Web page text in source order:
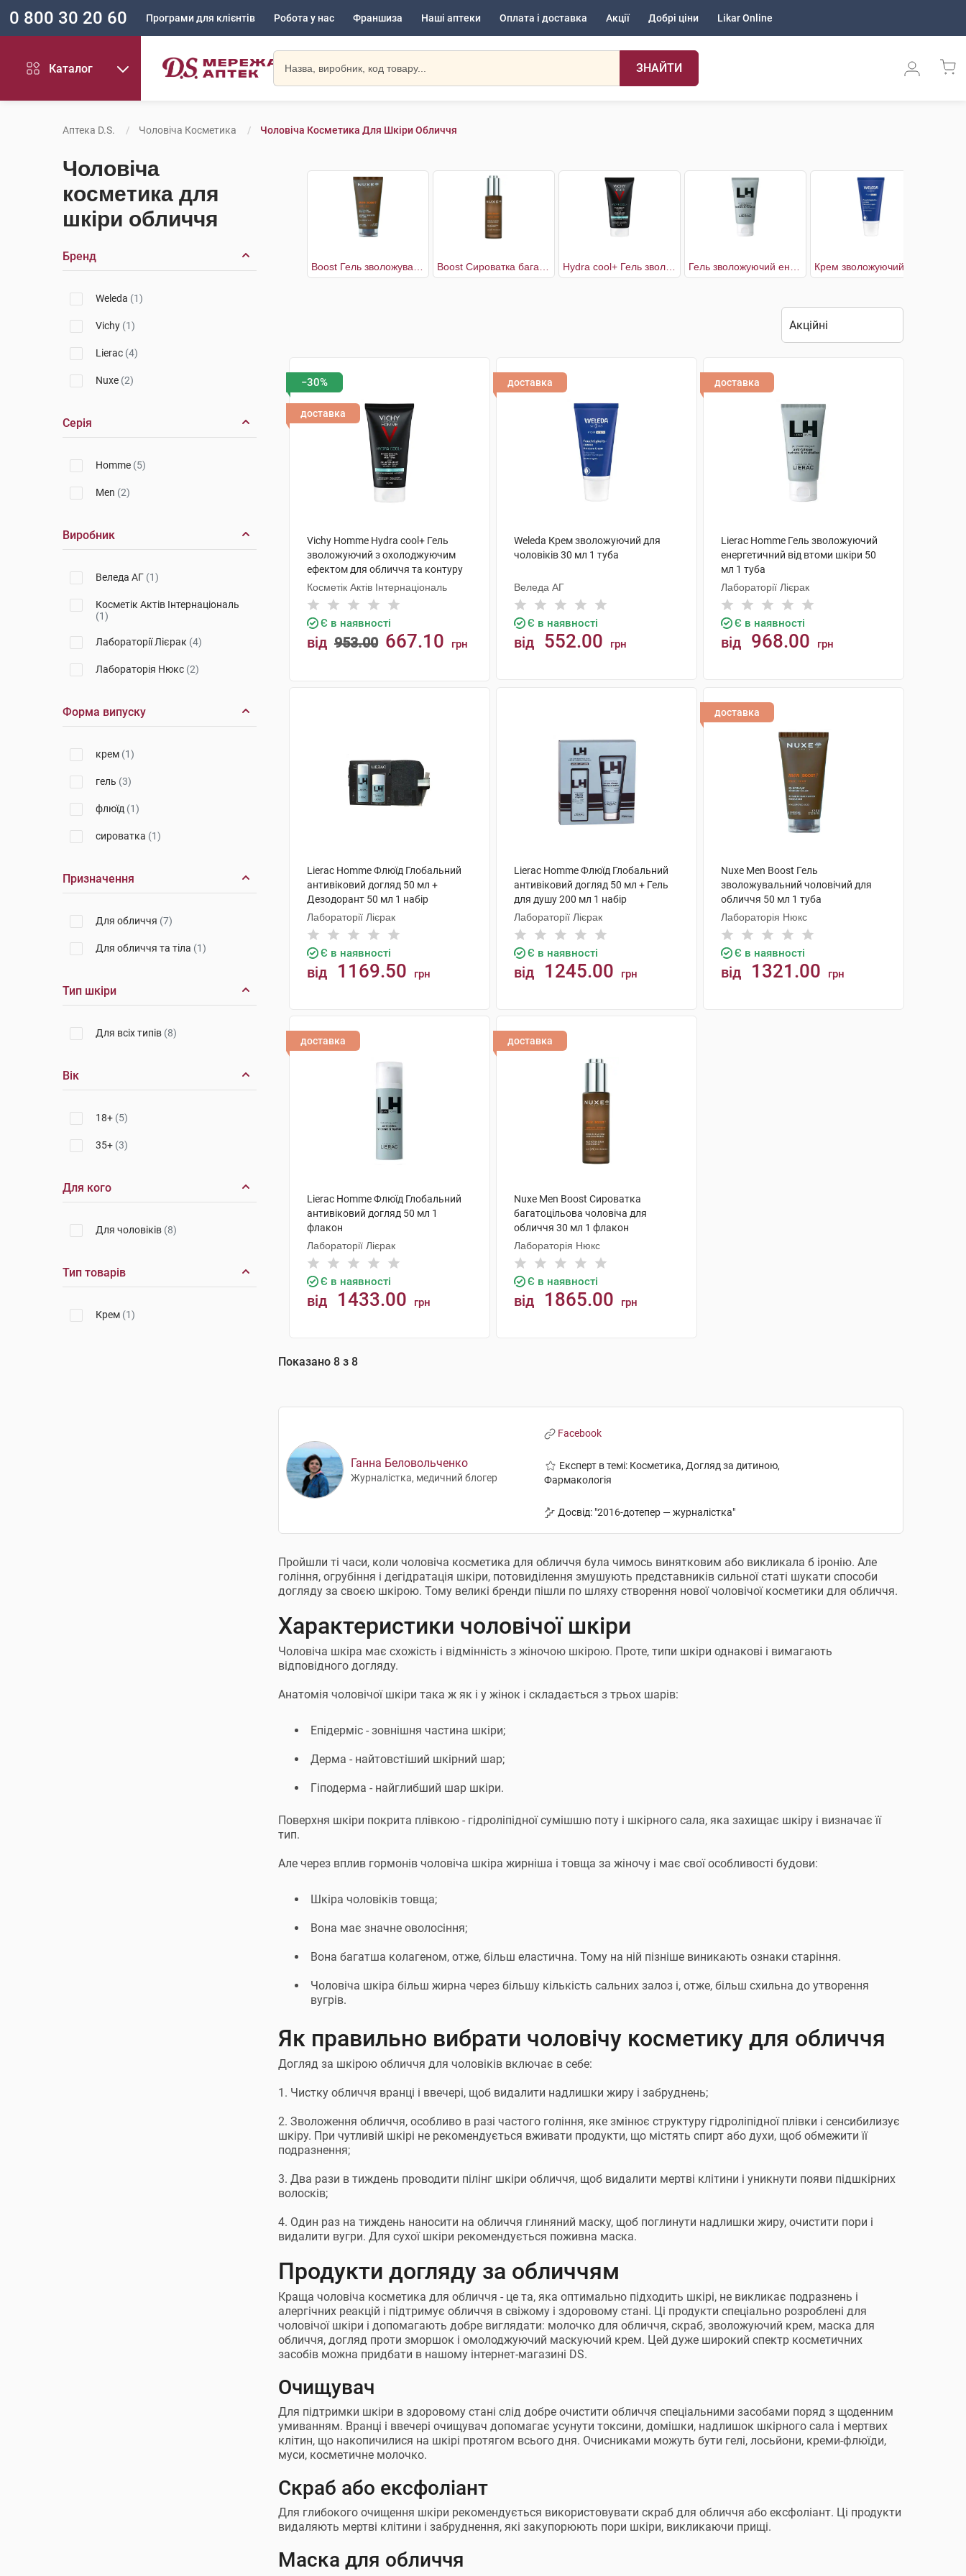
0 800 30 20 60 Програми для клієнтів Робота у нас Франшиза Наші аптеки Оплата і доставка Акції Добрі ціни Likar Online
Каталог ЗНАЙТИ
Аптека D.S. Чоловіча Косметика Чоловіча Косметика Для Шкіри Обличчя
Чоловіча
косметика для
шкіри обличчя
Бренд
Weleda (1)
Vichy (1)
Lierac (4)
Nuxe (2)
Серія
Homme (5)
Men (2)
Виробник
Веледа АГ (1)
Косметік Актів Інтернаціональ
(1)
Лабораторії Лієрак (4)
Лабораторія Нюкс (2)
Форма випуску
крем (1)
гель (3)
флюїд (1)
сироватка (1)
Призначення
Для обличчя (7)
Для обличчя та тіла (1)
Тип шкіри
Для всіх типів (8)
Вік
18+ (5)
35+ (3)
Для кого
Для чоловіків (8)
Тип товарів
Крем (1)
−30%
доставка
Vichy Homme Hydra cool+ Гель
зволожуючий з охолоджуючим
ефектом для обличчя та контуру
очей 50 мл 1 туба
Косметік Актів Інтернаціональ
Є в наявності
від 953.00 667.10 грн
доставка
Weleda Крем зволожуючий для
чоловіків 30 мл 1 туба
Веледа АГ
Є в наявності
від 552.00 грн
доставка
Lierac Homme Гель зволожуючий
енергетичний від втоми шкіри 50
мл 1 туба
Лабораторії Лієрак
Є в наявності
від 968.00 грн
Lierac Homme Флюїд Глобальний
антивіковий догляд 50 мл +
Дезодорант 50 мл 1 набір
Лабораторії Лієрак
Є в наявності
від 1169.50 грн
Lierac Homme Флюїд Глобальний
антивіковий догляд 50 мл + Гель
для душу 200 мл 1 набір
Лабораторії Лієрак
Є в наявності
від 1245.00 грн
доставка
Nuxe Men Boost Гель
зволожувальний чоловічий для
обличчя 50 мл 1 туба
Лабораторія Нюкс
Є в наявності
від 1321.00 грн
доставка
Lierac Homme Флюїд Глобальний
антивіковий догляд 50 мл 1
флакон
Лабораторії Лієрак
Є в наявності
від 1433.00 грн
доставка
Nuxe Men Boost Сироватка
багатоцільова чоловіча для
обличчя 30 мл 1 флакон
Лабораторія Нюкс
Є в наявності
від 1865.00 грн
Показано 8 з 8
Ганна Беловольченко
Журналістка, медичний блогер
Facebook
Експерт в темі: Косметика, Догляд за дитиною,
Фармакологія
Досвід: "2016-дотепер — журналістка"
Пройшли ті часи, коли чоловіча косметика для обличчя була чимось винятковим або викликала б іронію. Але
гоління, огрубіння і дегідратація шкіри, потовиділення змушують представників сильної статі шукати способи
догляду за своєю шкірою. Тому великі бренди пішли по шляху створення нової чоловічої косметики для обличчя.
Характеристики чоловічої шкіри
Чоловіча шкіра має схожість і відмінність з жіночою шкірою. Проте, типи шкіри однакові і вимагають
відповідного догляду.
Анатомія чоловічої шкіри така ж як і у жінок і складається з трьох шарів:
Епідерміс - зовнішня частина шкіри;
Дерма - найтовстіший шкірний шар;
Гіподерма - найглибший шар шкіри.
Поверхня шкіри покрита плівкою - гідроліпідної сумішшю поту і шкірного сала, яка захищає шкіру і визначає її
тип.
Але через вплив гормонів чоловіча шкіра жирніша і товща за жіночу і має свої особливості будови:
Шкіра чоловіків товща;
Вона має значне оволосіння;
Вона багатша колагеном, отже, більш еластична. Тому на ній пізніше виникають ознаки старіння.
Чоловіча шкіра більш жирна через більшу кількість сальних залоз і, отже, більш схильна до утворення
вугрів.
Як правильно вибрати чоловічу косметику для обличчя
Догляд за шкірою обличчя для чоловіків включає в себе:
1. Чистку обличчя вранці і ввечері, щоб видалити надлишки жиру і забруднень;
2. Зволоження обличчя, особливо в разі частого гоління, яке змінює структуру гідроліпідної плівки і сенсибилизує
шкіру. При чутливій шкірі не рекомендується вживати продукти, що містять спирт або духи, щоб обмежити її
подразнення;
3. Два рази в тиждень проводити пілінг шкіри обличчя, щоб видалити мертві клітини і уникнути появи підшкірних
волосків;
4. Один раз на тиждень наносити на обличчя глиняний маску, щоб поглинути надлишки жиру, очистити пори і
видалити вугри. Для сухої шкіри рекомендується поживна маска.
Продукти догляду за обличчям
Краща чоловіча косметика для обличчя - це та, яка оптимально підходить шкірі, не викликає подразнень і
алергічних реакцій і підтримує обличчя в свіжому і здоровому стані. Ці продукти спеціально розроблені для
чоловічої шкіри і допомагають добре виглядати: молочко для обличчя, скраб, зволожуючий крем, маска для
обличчя, догляд проти зморшок і омолоджуючий маскуючий крем. Цей дуже широкий спектр косметичних
засобів можна придбати в нашому інтернет-магазині DS.
Очищувач
Для підтримки шкіри в здоровому стані слід добре очистити обличчя спеціальними засобами поряд з щоденним
умиванням. Вранці і ввечері очищувач допомагає усунути токсини, домішки, надлишок шкірного сала і мертвих
клітин, що накопичилися на шкірі протягом всього дня. Очисниками можуть бути гелі, лосьйони, креми-флюїди,
муси, косметичне молочко.
Скраб або ексфоліант
Для глибокого очищення шкіри рекомендується використовувати скраб для обличчя або ексфоліант. Ці продукти
видаляють мертві клітини і забруднення, які закупорюють пори шкіри, викликаючи прищі.
Маска для обличчя